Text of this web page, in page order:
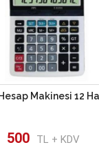
Makinesi 12
500 TL + KDV